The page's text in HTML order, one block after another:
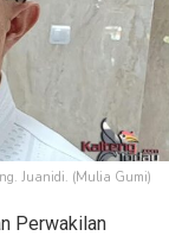
Juanidi. (Mulia Gumi)
Perwakilan